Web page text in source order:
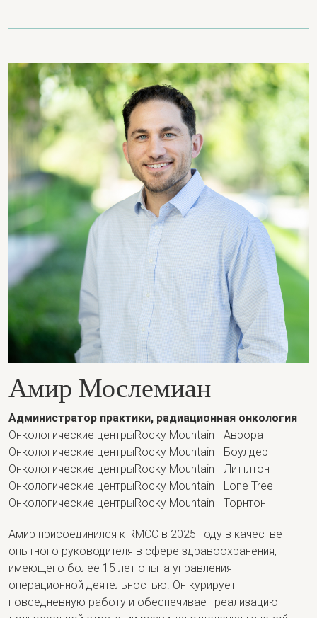
Амир Мослемиан
Администратор практики, радиационная онкология
Онкологические центрыRocky Mountain - Аврора
Онкологические центрыRocky Mountain - Боулдер
Онкологические центрыRocky Mountain - Литтлтон
Онкологические центрыRocky Mountain - Lone Tree
Онкологические центрыRocky Mountain - Торнтон
Амир присоединился к RMCC в 2025 году в качестве
опытного руководителя в сфере здравоохранения,
имеющего более 15 лет опыта управления
операционной деятельностью. Он курирует
повседневную работу и обеспечивает реализацию